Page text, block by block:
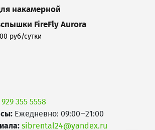
накамерной
FireFly Aurora
руб/сутки
355 5558
Ежедневно: 09:00–21:00
sibrental24@yandex.ru